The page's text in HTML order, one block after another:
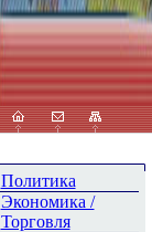
Политика
Экономика /
Торговля